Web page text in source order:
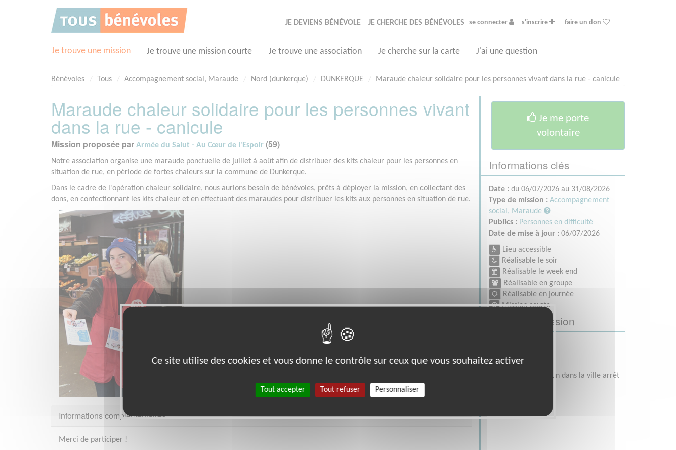
JE DEVIENS BÉNÉVOLE JE CHERCHE DES BÉNÉVOLES se connecter s'inscrire faire un don
Je trouve une mission Je trouve une mission courte Je trouve une association Je cherche sur la carte J'ai une question
Bénévoles Tous Accompagnement social, Maraude Nord (dunkerque) DUNKERQUE Maraude chaleur solidaire pour les personnes vivant dans la rue - canicule
Maraude chaleur solidaire pour les personnes vivant
dans la rue - canicule
Mission proposée par Armée du Salut - Au Cœur de l'Espoir (59)
Notre association organise une maraude ponctuelle de juillet à août afin de distribuer des kits chaleur pour les personnes en
situation de rue, en période de fortes chaleurs sur la commune de Dunkerque.
Dans le cadre de l'opération chaleur solidaire, nous aurions besoin de bénévoles, prêts à déployer la mission, en collectant des
dons, en confectionnant les kits chaleur et en effectuant des maraudes pour distribuer les kits aux personnes en situation de rue.
Informations complémentaires
Merci de participer !
Je me porte
volontaire
Informations clés
Date : du 06/07/2026 au 31/08/2026
Type de mission : Accompagnement
social, Maraude
Publics : Personnes en difficulté
Date de mise à jour : 06/07/2026
Lieu accessible
Réalisable le soir
Réalisable le week end
Réalisable en groupe
Réalisable en journée
Mission courte
Lieu de la mission
59140 DUNKERQUE
transport en commun dans la ville arrêt
Ce site utilise des cookies et vous donne le contrôle sur ceux que vous souhaitez activer
Tout accepter Tout refuser Personnaliser